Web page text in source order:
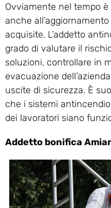
Ovviamente nel tempo
anche
acquisite. L’addetto
grado di valutare il
soluzioni, controllare in
evacuazione
uscite di sicurezza. È
che i sistemi
dei lavoratori siano
Addetto bonifica